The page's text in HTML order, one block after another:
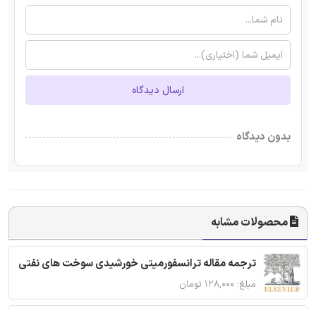
ارسال دیدگاه
بدون دیدگاه
محصولات مشابه
ترجمه مقاله ترانسفورمیتی خورشیدی سوخت های نفتی
مبلغ: ۱۲۸,۰۰۰ تومان